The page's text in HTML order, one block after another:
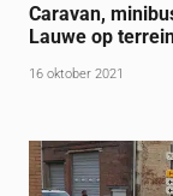
Caravan,
Lauwe op
16 oktober 2021